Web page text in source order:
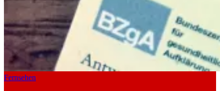
Fernsehen